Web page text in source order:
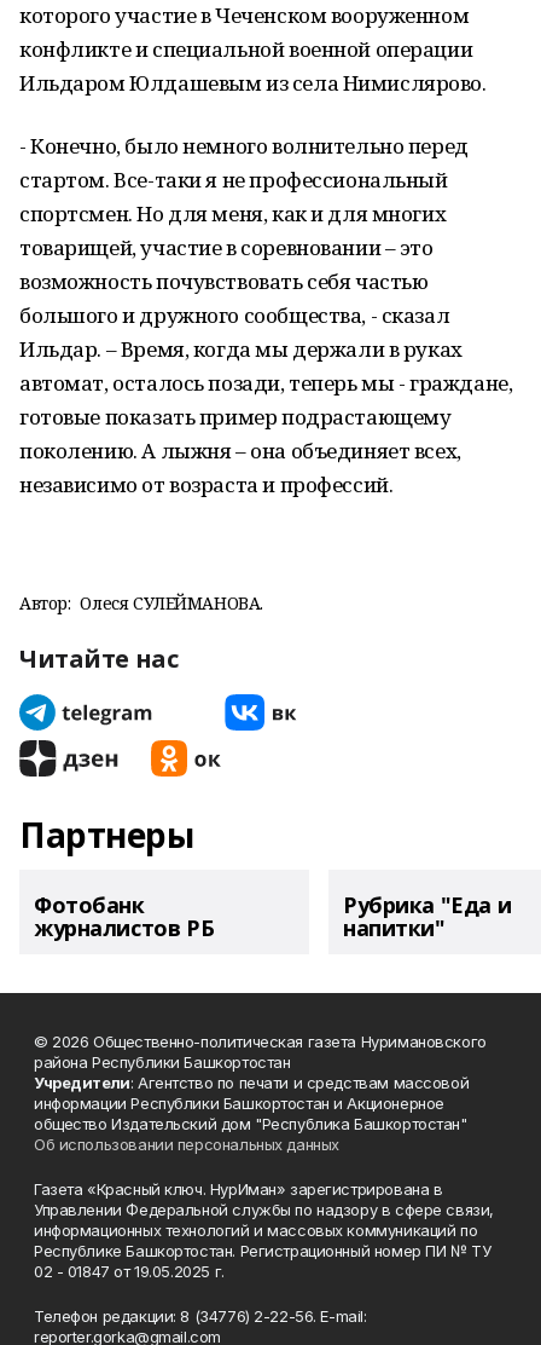
которого участие в Чеченском вооруженном
конфликте и специальной военной операции
Ильдаром Юлдашевым из села Нимислярово.
- Конечно, было немного волнительно перед
стартом. Все-таки я не профессиональный
спортсмен. Но для меня, как и для многих
товарищей, участие в соревновании – это
возможность почувствовать себя частью
большого и дружного сообщества, - сказал
Ильдар. – Время, когда мы держали в руках
автомат, осталось позади, теперь мы - граждане,
готовые показать пример подрастающему
поколению. А лыжня – она объединяет всех,
независимо от возраста и профессий.
Автор: Олеся СУЛЕЙМАНОВА.
Читайте нас
Партнеры
Фотобанк
журналистов РБ
Рубрика "Еда и
напитки"
© 2026 Общественно-политическая газета Нуримановского
района Республики Башкортостан
Учредители: Агентство по печати и средствам массовой
информации Республики Башкортостан и Акционерное
общество Издательский дом "Республика Башкортостан"
Об использовании персональных данных
Газета «Красный ключ. НурИман» зарегистрирована в
Управлении Федеральной службы по надзору в сфере связи,
информационных технологий и массовых коммуникаций по
Республике Башкортостан. Регистрационный номер ПИ № ТУ
02 - 01847 от 19.05.2025 г.
Телефон редакции: 8 (34776) 2-22-56. E-mail:
reporter.gorka@gmail.com